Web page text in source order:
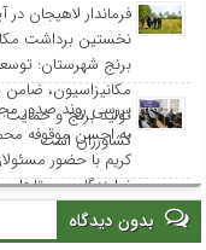
فرماندار لاهیجان در
نخستین برداشت
برنج شهرستان:
مکانیزاسیون، ضامن
تولید برنج و حمایت
کشاورزان است
بررسی روند صدور
به احسن موقوفه
کریم با حضور
نمایندگان
بدون دیدگاه